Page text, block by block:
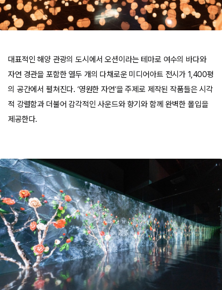
대표적인 해양 관광의 도시에서 오션이라는 테마로 여수의 바다와
자연 경관을 포함한 열두 개의 다채로운 미디어아트 전시가 1,400평
의 공간에서 펼쳐진다. ‘영원한 자연’을 주제로 제작된 작품들은 시각
적 강렬함과 더불어 감각적인 사운드와 향기와 함께 완벽한 몰입을
제공한다.